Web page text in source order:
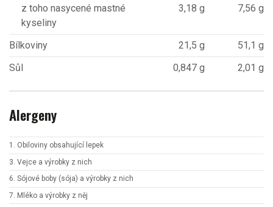
z toho nasycené mastné
kyseliny
3,18 g
7,56 g
Bílkoviny 21,5 g
51,1 g
Sůl
0,847 g 2,01 g
Alergeny
1. Obiloviny obsahující lepek
3. Vejce a výrobky z nich
6. Sójové boby (sója) a výrobky z nich
7. Mléko a výrobky z něj